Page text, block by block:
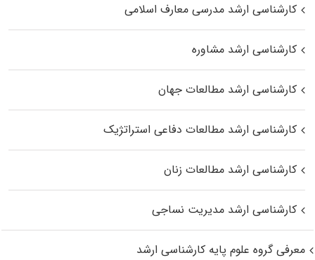
کارشناسی ارشد مدرسی معارف اسلامی
کارشناسی ارشد مشاوره
کارشناسی ارشد مطالعات جهان
کارشناسی ارشد مطالعات دفاعی استراتژیک
کارشناسی ارشد مطالعات زنان
کارشناسی ارشد مدیریت نساجی
معرفی گروه علوم پایه کارشناسی ارشد